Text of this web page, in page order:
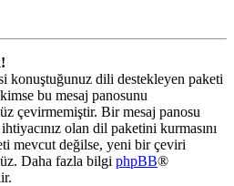
konuştuğunuz dili destekleyen paketi
bu mesaj panosunu
çevirmemiştir. Bir mesaj panosu
olan dil paketini kurmasını
mevcut değilse, yeni bir çeviri
Daha fazla bilgi phpBB®